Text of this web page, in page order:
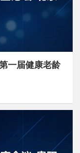
一届健康老龄